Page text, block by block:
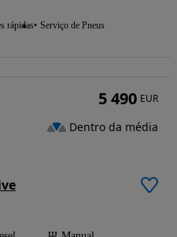
rápidas Serviço de Pneus
5 490 EUR
Dentro da média